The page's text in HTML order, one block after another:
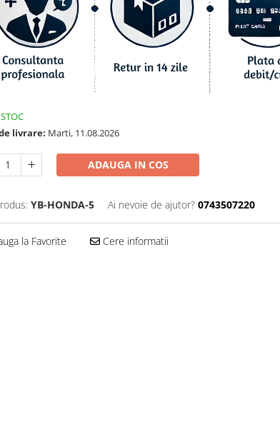
livrare: Marti, 11.08.2026
ADAUGA IN COS
YB-HONDA-5 Ai nevoie de ajutor? 0743507220
la Favorite Cere informatii